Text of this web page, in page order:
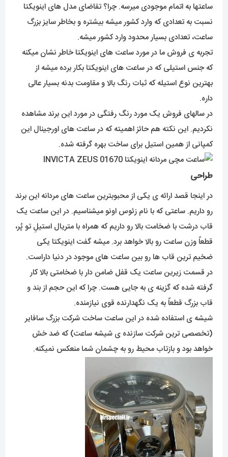
ساعتها به اتمام موجودی میرسه. چرا؟ تقاضای مدل های اینویکتا
نسبت به تعدادی که وارد کشور میشه بیشتره و بخاطر سایز بزرگ
ساعت، تعدادی بسیار محدود وارد کشور میشه.
تجربه ی فروش ما در مورد ساعت های اینویکتا خاطر نشان میکنه
که جنس استیلی که در ساعت های اینویکتا بکار برده میشه از
بهترین نوع استیله که ثبات رنگ بالا و مقاومت بدنه بسیار عالی
داره.
در سالهای فروش یک مورد رنگ رفتگی در مورد این برند مشاهده
نکردیم. این نکته هم حائز اهمیته که در ساعت های اورجینال این
کمپانی از همین استیل برای ساخت بهره گرفته شده.
طراحی
در اینجا قصد ارائه ی یکی از محبوبترین ساعت های مردانه این برند
رو داریم. ساعتی که با نام زئوس اونو میشناسیم. در این ساعت یک
قاب درشت با ضخامت بالا رو داریم که همراه با متریال استیلِ تو پُر،
قطعاً وزن ساعت رو بالا خواهد برد. میشه گفت اینویکتا یکی
ضخیم ترین قاب ها رو بین ساعت های موجود در دنیا داراست.
در قسمت زیرین ساعت یک قفل ضامن دار با ضخامتی بالا کار
گرفته شده که گزینه ی به جایی هست. چرا که این حجم از بند و
قاب بزرگ قطعاً به یک نگهدارنده قوی نیازمنده.
شیشه ی استفاده شده در این ساعت ساخت شرکت بزرگ سافایر
(تخصصی ترین شرکت سازنده ی شیشه ساعت) که ضد خش
خواهد بود و بازتاب محیط رو به چشمان شما منعکس نمیکنه.